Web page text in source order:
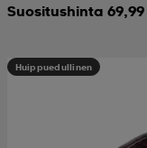
Suositushinta 69,99
Huippuedullinen